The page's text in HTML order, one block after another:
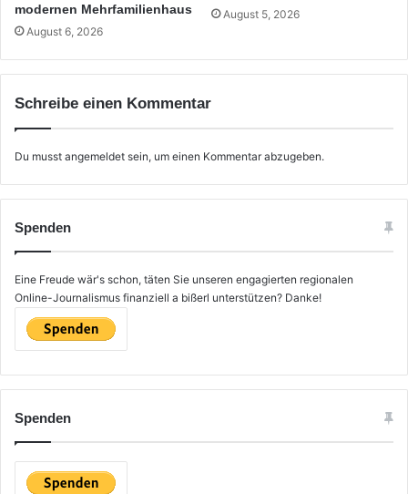
modernen Mehrfamilienhaus
August 6, 2026
August 5, 2026
Schreibe einen Kommentar
Du musst angemeldet sein, um einen Kommentar abzugeben.
Spenden
Eine Freude wär's schon, täten Sie unseren engagierten regionalen
Online-Journalismus finanziell a bißerl unterstützen? Danke!
Spenden